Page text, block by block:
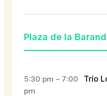
Plaza de la
5:30 pm – 7:00
pm
Trío